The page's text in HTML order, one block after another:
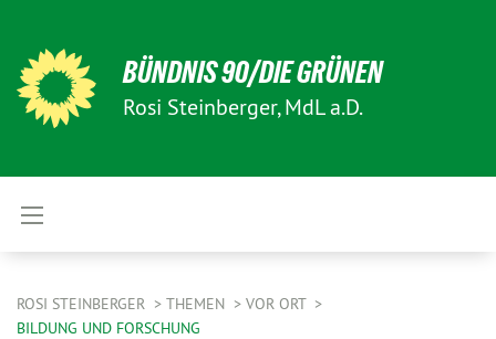
BÜNDNIS 90/DIE GRÜNEN
Rosi Steinberger, MdL a.D.
ROSI STEINBERGER THEMEN
VOR ORT
BILDUNG UND FORSCHUNG